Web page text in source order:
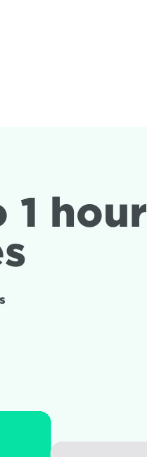
1 hour